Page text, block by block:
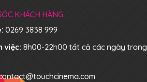
KHÁCH HÀNG
0269 3838 999
việc: 8h00-22h00 tất cả các ngày trong